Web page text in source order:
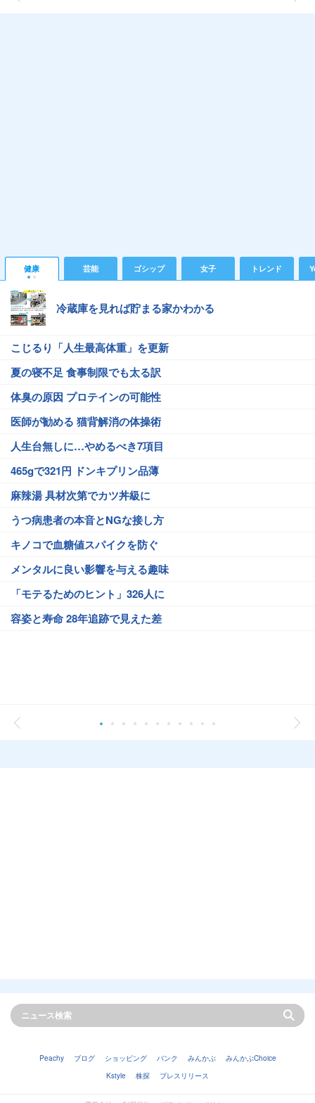
健康 芸能 ゴシップ 女子 トレンド
冷蔵庫を見れば貯まる家かわかる
こじるり「人生最高体重」を更新
夏の寝不足 食事制限でも太る訳
体臭の原因 プロテインの可能性
医師が勧める 猫背解消の体操術
人生台無しに…やめるべき7項目
465gで321円 ドンキプリン品薄
麻辣湯 具材次第でカツ丼級に
うつ病患者の本音とNGな接し方
キノコで血糖値スパイクを防ぐ
メンタルに良い影響を与える趣味
「モテるためのヒント」326人に
容姿と寿命 28年追跡で見えた差
Peachy ブログ ショッピング バンク みんかぶ
みんかぶChoice
Kstyle
株探 プレスリリース